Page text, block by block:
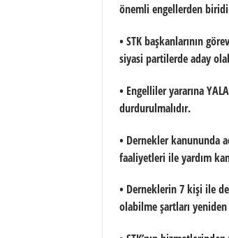
önemli engellerden
• STK başkanlarının
siyasi partilerde aday
• Engelliler yararına
durdurulmalıdır.
• Dernekler kanununda
faaliyetleri ile yardım
• Derneklerin 7 kişi ile
olabilme şartları